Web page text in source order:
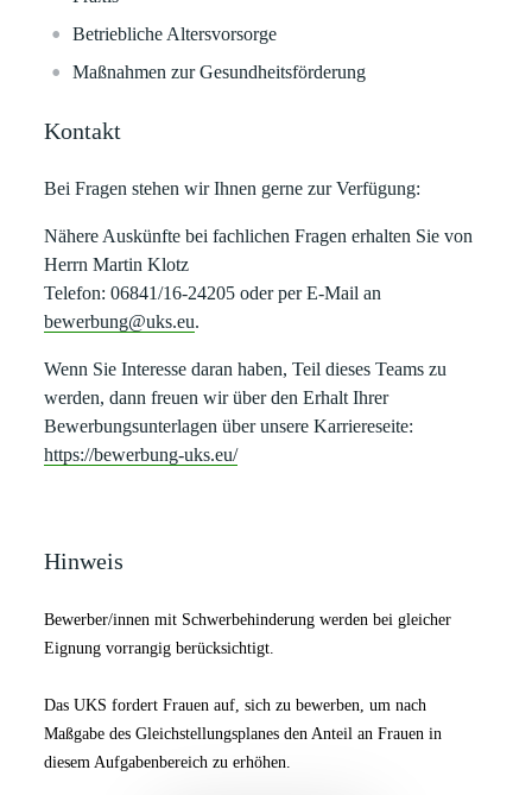
Betriebliche Altersvorsorge
Maßnahmen zur Gesundheitsförderung
Kontakt
Bei Fragen stehen wir Ihnen gerne zur Verfügung:
Nähere Auskünfte bei fachlichen Fragen erhalten Sie von
Herrn Martin Klotz
Telefon: 06841/16-24205 oder per E-Mail an
bewerbung@uks.eu.
Wenn Sie Interesse daran haben, Teil dieses Teams zu
werden, dann freuen wir über den Erhalt Ihrer
Bewerbungsunterlagen über unsere Karriereseite:
https://bewerbung-uks.eu/
Hinweis
Bewerber/innen mit Schwerbehinderung werden bei gleicher
Eignung vorrangig berücksichtigt.
Das UKS fordert Frauen auf, sich zu bewerben, um nach
Maßgabe des Gleichstellungsplanes den Anteil an Frauen in
diesem Aufgabenbereich zu erhöhen.